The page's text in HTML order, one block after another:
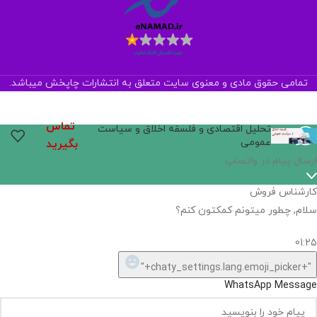
تمامی حقوق مادی و معنوی سایت متعلق به انتشارات چاپخش میباشد.
تحلیل اقتصادی و فلسفه اخلاق و سیاست
عمومی
تماس
بگیرید
اگر
نیست,
شاید
بتونیم
تهیه